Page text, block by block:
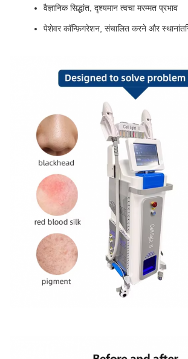
वैज्ञानिक सिद्धांत, दृश्यमान त्वचा मरम्मत प्रभाव
पेशेवर कॉन्फ़िगरेशन, संचालित करने और